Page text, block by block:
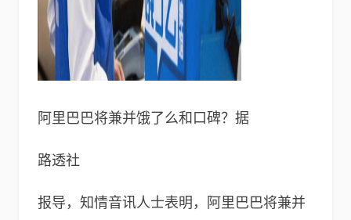
阿里巴巴将兼并饿了么和口碑？据
路透社
报导，知情音讯人士表明，阿里巴巴将兼并